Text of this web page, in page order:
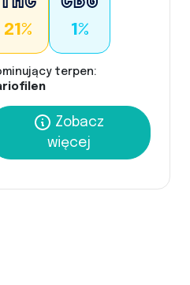
21% 1%
terpen:
Zobacz
więcej